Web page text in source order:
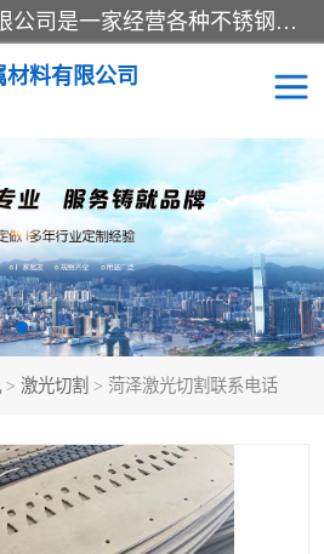
山东华钰金属材料有限公司是一家经营各种不锈钢管材、板材、圆钢、法兰、封头、型材等产品的公司；主营产品有：不锈钢管，激光切割，管件标准件，不锈钢圆钢，不锈钢人孔，不锈钢亮管，不锈钢角钢，不锈钢加工，不锈钢管子，不锈钢工业方管，不锈钢封头，不锈钢法兰，不锈钢阀门，不锈钢槽钢，不锈钢扁钢，不锈钢板等；可为客户制作各种规格的型材及不锈钢配件、非标准件及各种容器具等，能满足客户的不同采购要求。
料有限公司
> 激光切割 > 菏泽激光切割联系电话
激光切割
不锈钢圆钢
不锈钢亮管
不锈钢加工
不锈钢工业方管
不锈钢法兰